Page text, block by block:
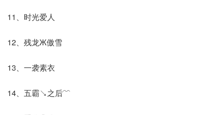
11、时光爱人
12、残龙Ж傲雪
13、一袭素衣
14、五霸↘之后﹌